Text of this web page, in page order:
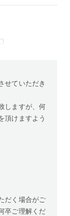
)
せていただき
しますが、何
頂けますよう
だく場合がご
卒ご理解くだ